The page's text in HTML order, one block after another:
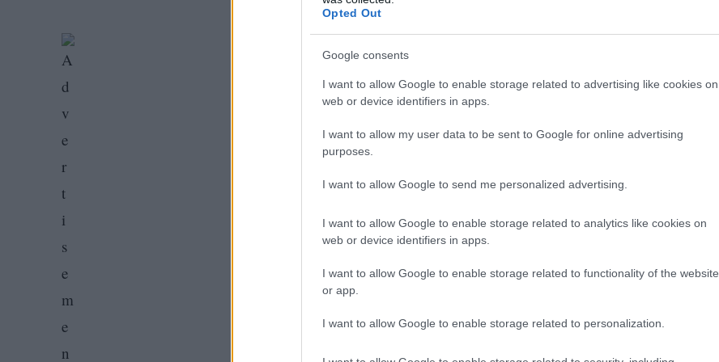
Opted Out
Google consents
I want to allow Google to enable storage related to advertising like cookies on
web or device identifiers in apps.
I want to allow my user data to be sent to Google for online advertising
purposes.
I want to allow Google to send me personalized advertising.
I want to allow Google to enable storage related to analytics like cookies on
web or device identifiers in apps.
I want to allow Google to enable storage related to functionality of the website
or app.
I want to allow Google to enable storage related to personalization.